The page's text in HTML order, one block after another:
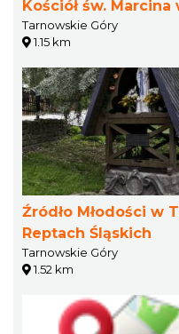
Kościół św.
Tarnowskie Góry
1.15 km
Źródło Młodości w
Reptach Śląskich
Tarnowskie Góry
1.52 km